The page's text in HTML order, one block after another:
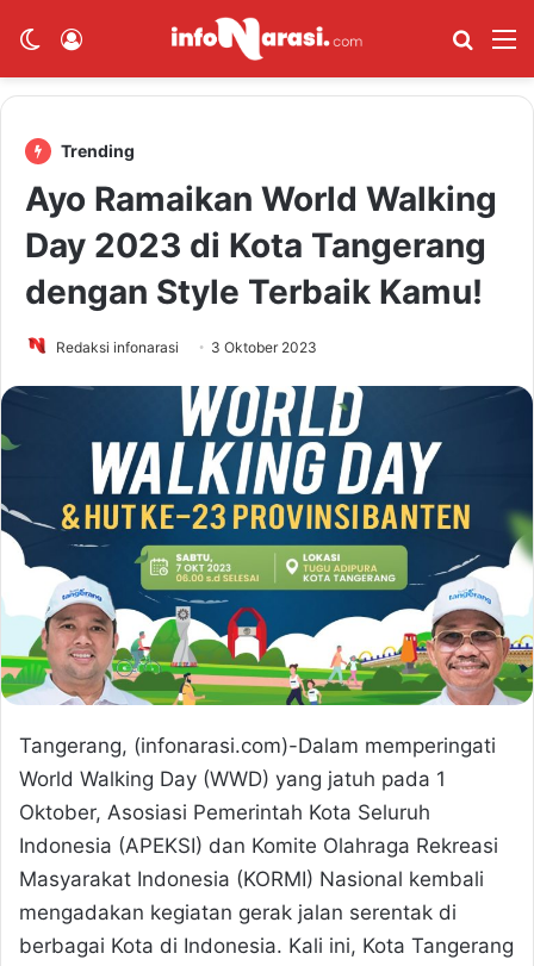
Switch skin Cari
Trending
Ayo Ramaikan World Walking
Day 2023 di Kota Tangerang
dengan Style Terbaik Kamu!
Redaksi infonarasi 3 Oktober 2023
Tangerang, (infonarasi.com)-Dalam memperingati
World Walking Day (WWD) yang jatuh pada 1
Oktober, Asosiasi Pemerintah Kota Seluruh
Indonesia (APEKSI) dan Komite Olahraga Rekreasi
Masyarakat Indonesia (KORMI) Nasional kembali
mengadakan kegiatan gerak jalan serentak di
berbagai Kota di Indonesia. Kali ini, Kota Tangerang